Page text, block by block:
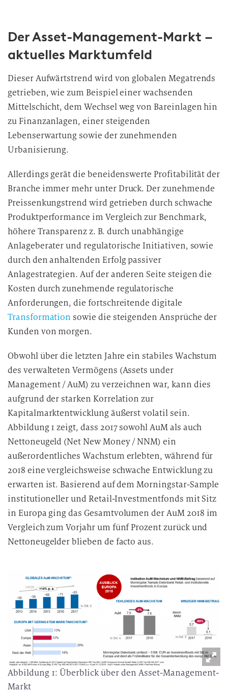
Der Asset-Management-Markt –
aktuelles Marktumfeld
Dieser Aufwärtstrend wird von globalen Megatrends
getrieben, wie zum Beispiel einer wachsenden
Mittelschicht, dem Wechsel weg von Bareinlagen hin
zu Finanzanlagen, einer steigenden
Lebenserwartung sowie der zunehmenden
Urbanisierung.
Allerdings gerät die beneidenswerte Profitabilität der
Branche immer mehr unter Druck. Der zunehmende
Preissenkungstrend wird getrieben durch schwache
Produktperformance im Vergleich zur Benchmark,
höhere Transparenz z. B. durch unabhängige
Anlageberater und regulatorische Initiativen, sowie
durch den anhaltenden Erfolg passiver
Anlagestrategien. Auf der anderen Seite steigen die
Kosten durch zunehmende regulatorische
Anforderungen, die fortschreitende digitale
Transformation sowie die steigenden Ansprüche der
Kunden von morgen.
Obwohl über die letzten Jahre ein stabiles Wachstum
des verwalteten Vermögens (Assets under
Management / AuM) zu verzeichnen war, kann dies
aufgrund der starken Korrelation zur
Kapitalmarktentwicklung äußerst volatil sein.
Abbildung 1 zeigt, dass 2017 sowohl AuM als auch
Nettoneugeld (Net New Money / NNM) ein
außerordentliches Wachstum erlebten, während für
2018 eine vergleichsweise schwache Entwicklung zu
erwarten ist. Basierend auf dem Morningstar-Sample
institutioneller und Retail-Investmentfonds mit Sitz
in Europa ging das Gesamtvolumen der AuM 2018 im
Vergleich zum Vorjahr um fünf Prozent zurück und
Nettoneugelder blieben de facto aus.
Abbildung 1: Überblick über den Asset-Management-
Markt